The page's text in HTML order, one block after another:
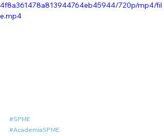
4f8a361478a813944764eb45944/720p/mp4/fil
e.mp4
#SPME
#AcademiaSPME